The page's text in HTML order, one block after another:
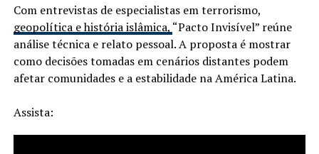
Com entrevistas de especialistas em terrorismo,
geopolítica e história islâmica, “Pacto Invisível” reúne
análise técnica e relato pessoal. A proposta é mostrar
como decisões tomadas em cenários distantes podem
afetar comunidades e a estabilidade na América Latina.
Assista: